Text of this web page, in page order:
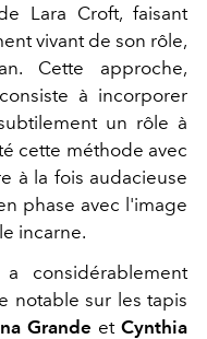
Lara Croft, faisant
vivant de son rôle,
Cette approche,
à incorporer
un rôle à
cette méthode avec
à la fois audacieuse
phase avec l'image
incarne.
considérablement
notable sur les tapis
Grande et Cynthia